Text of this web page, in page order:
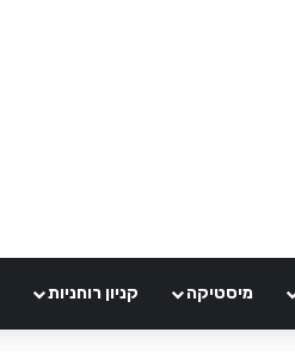
מיסטיקה קניון רוחניות